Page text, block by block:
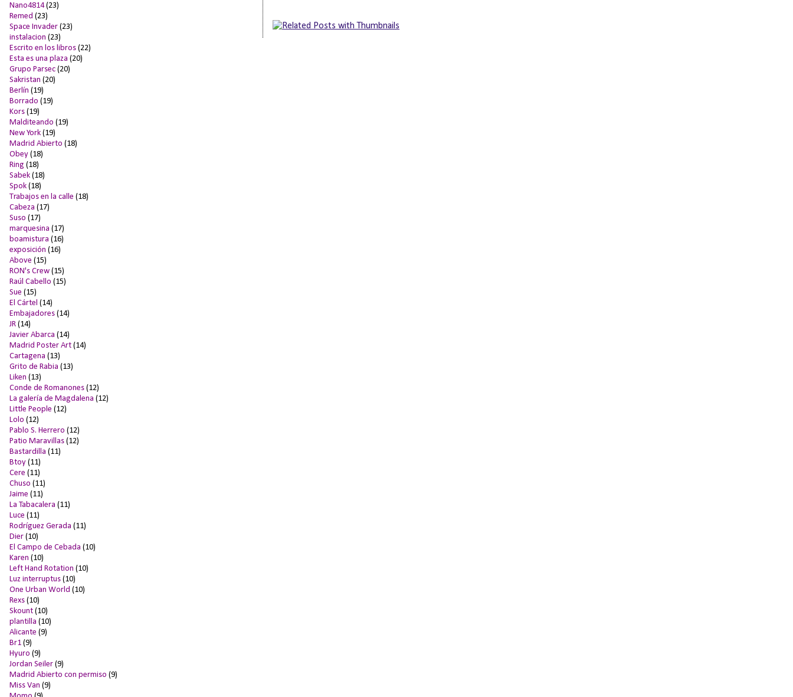
Nano4814 (23)
Remed (23)
Space Invader (23)
instalacion (23)
Escrito en los libros (22)
Esta es una plaza (20)
Grupo Parsec (20)
Sakristan (20)
Berlín (19)
Borrado (19)
Kors (19)
Malditeando (19)
New York (19)
Madrid Abierto (18)
Obey (18)
Ring (18)
Sabek (18)
Spok (18)
Trabajos en la calle (18)
Cabeza (17)
Suso (17)
marquesina (17)
boamistura (16)
exposición (16)
Above (15)
RON's Crew (15)
Raúl Cabello (15)
Sue (15)
El Cártel (14)
Embajadores (14)
JR (14)
Javier Abarca (14)
Madrid Poster Art (14)
Cartagena (13)
Grito de Rabia (13)
Liken (13)
Conde de Romanones (12)
La galería de Magdalena (12)
Little People (12)
Lolo (12)
Pablo S. Herrero (12)
Patio Maravillas (12)
Bastardilla (11)
Btoy (11)
Cere (11)
Chuso (11)
Jaime (11)
La Tabacalera (11)
Luce (11)
Rodríguez Gerada (11)
Dier (10)
El Campo de Cebada (10)
Karen (10)
Left Hand Rotation (10)
Luz interruptus (10)
One Urban World (10)
Rexs (10)
Skount (10)
plantilla (10)
Alicante (9)
Br1 (9)
Hyuro (9)
Jordan Seiler (9)
Madrid Abierto con permiso (9)
Miss Van (9)